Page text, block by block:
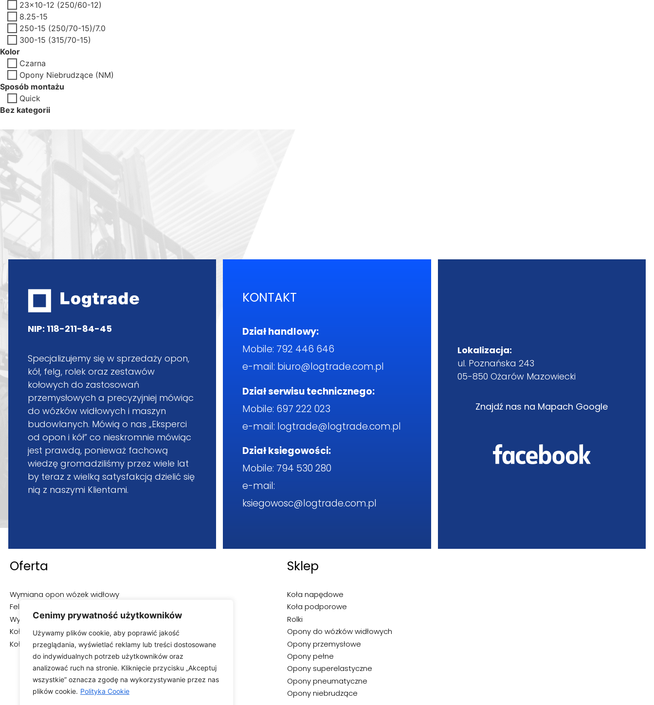
Cenimy prywatność użytkowników
Używamy plików cookie, aby poprawić jakość
przeglądania, wyświetlać reklamy lub treści dostosowane
do indywidualnych potrzeb użytkowników oraz
analizować ruch na stronie. Kliknięcie przycisku „Akceptuj
wszystkie” oznacza zgodę na wykorzystywanie przez nas
plików cookie. Polityka Cookie
23x10-12 (250/60-12)
8.25-15
250-15 (250/70-15)/7.0
300-15 (315/70-15)
Kolor
Czarna
Opony Niebrudzące (NM)
Sposób montażu
Quick
Bez kategorii
NIP: 118-211-84-45
Specjalizujemy się w sprzedaży opon,
kół, felg, rolek oraz zestawów
kołowych do zastosowań
przemysłowych a precyzyjniej mówiąc
do wózków widłowych i maszyn
budowlanych. Mówią o nas „Eksperci
od opon i kół” co nieskromnie mówiąc
jest prawdą, ponieważ fachową
wiedzę gromadziliśmy przez wiele lat
by teraz z wielką satysfakcją dzielić się
nią z naszymi Klientami.
KONTAKT
Dział handlowy:
Mobile: 792 446 646
e-mail: biuro@logtrade.com.pl
Dział serwisu technicznego:
Mobile: 697 222 023
e-mail: logtrade@logtrade.com.pl
Dział ksiegowości:
Mobile: 794 530 280
e-mail:
ksiegowosc@logtrade.com.pl
Lokalizacja:
ul. Poznańska 243
05-850 Ożarów Mazowiecki
Znajdź nas na Mapach Google
Oferta
Wymiana opon wózek widłowy
Felgi przemysłowe – Mazowieckie
Wypełnianie opon elastomerem – Mazowieckie
Koła i rolki vulkollan
Koła i rolki poliuretanowe
Sklep
Koła napędowe
Koła podporowe
Rolki
Opony do wózków widłowych
Opony przemysłowe
Opony pełne
Opony superelastyczne
Opony pneumatyczne
Opony niebrudzące